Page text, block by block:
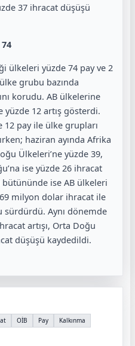
37 ihracat düşüşü
ülkeleri yüzde 74 pay ve 2
grubu bazında
korudu. AB ülkelerine
12 artış gösterdi.
pay ile ülke grupları
haziran ayında Afrika
Ülkeleri’ne yüzde 39,
ise yüzde 26 ihracat
bütününde ise AB ülkeleri
milyon dolar ihracat ile
Aynı dönemde
artışı, Orta Doğu
düşüşü kaydedildi.
OİB Pay
Kalkınma